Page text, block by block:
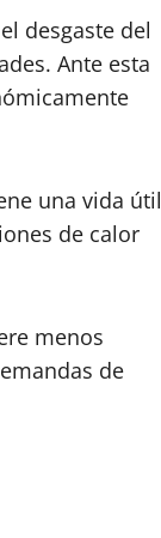
desgaste del
Ante esta
una vida útil
de calor
menos
de